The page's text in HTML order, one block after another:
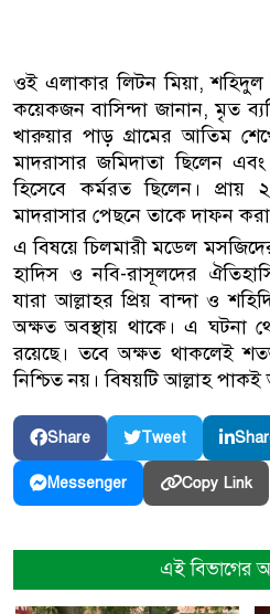
ওই এলাকার লিটন মিয়া, শ‌হিদুল
ক‌য়েকজন বা‌সিন্দা জানান, মৃত
খারুয়ার পাড় গ্রামের আতিম
মাদরাসার জমিদাতা ছিলেন
হি‌সে‌বে কর্মরত ছি‌লেন।
মাদরাসার পেছনে তাকে দাফন
এ বিষ‌য়ে চিলমারী মডেল
হাদিস ও নবি-রাসূলদের
যারা আল্লাহর প্রিয় বান্দা ও
অক্ষত অবস্থায় থাকে। এ ঘটনা
রয়েছে। তবে অক্ষত থাকলেই
নিশ্চিত নয়। বিষয়টি আল্লাহ
Share Tweet
Messenger Copy Link
এই বিভাগের